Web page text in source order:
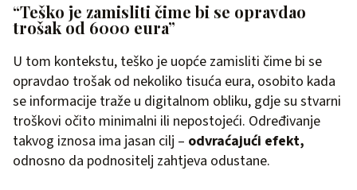
“Teško je zamisliti čime bi se opravdao
trošak od 6000 eura”
U tom kontekstu, teško je uopće zamisliti čime bi se
opravdao trošak od nekoliko tisuća eura, osobito kada
se informacije traže u digitalnom obliku, gdje su stvarni
troškovi očito minimalni ili nepostojeći. Određivanje
takvog iznosa ima jasan cilj – odvraćajući efekt,
odnosno da podnositelj zahtjeva odustane.